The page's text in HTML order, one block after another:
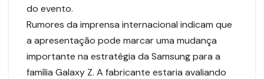
do evento.
Rumores da imprensa internacional indicam que
a apresentação pode marcar uma mudança
importante na estratégia da Samsung para a
família Galaxy Z. A fabricante estaria avaliando